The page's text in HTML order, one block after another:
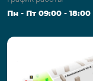
Пн - Пт 09:00 - 18:00